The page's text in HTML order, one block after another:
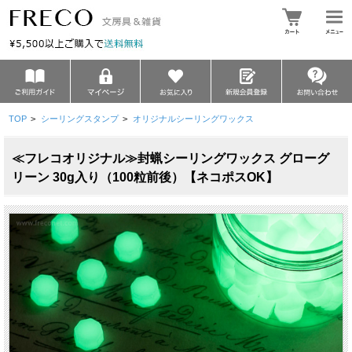
TOP > シーリングスタンプ > オリジナルシーリングワックス
≪フレコオリジナル≫封蝋シーリングワックス グローグ
リーン 30g入り（100粒前後）【ネコポスOK】